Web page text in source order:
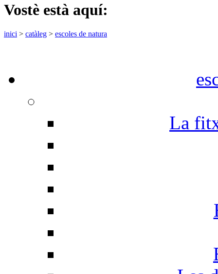
Vostè està aquí:
inici > catàleg > escoles de natura
La